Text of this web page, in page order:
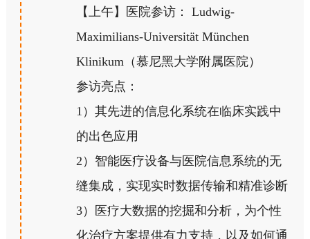
【上午】医院参访： Ludwig-
Maximilians-Universität München
Klinikum（慕尼黑大学附属医院）
参访亮点：
1）其先进的信息化系统在临床实践中
的出色应用
2）智能医疗设备与医院信息系统的无
缝集成，实现实时数据传输和精准诊断
3）医疗大数据的挖掘和分析，为个性
化治疗方案提供有力支持，以及如何通